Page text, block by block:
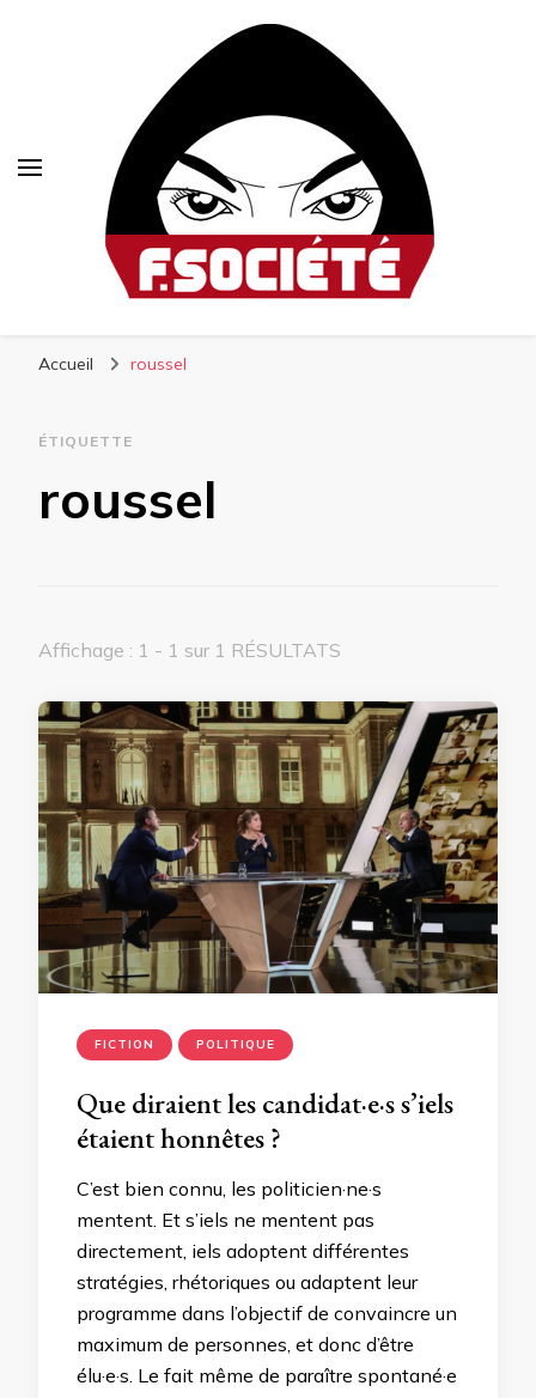
Accueil roussel
ÉTIQUETTE
roussel
Affichage : 1 - 1 sur 1 RÉSULTATS
FICTION POLITIQUE
Que diraient les candidat·e·s s’iels
étaient honnêtes ?
C’est bien connu, les politicien·ne·s
mentent. Et s’iels ne mentent pas
directement, iels adoptent différentes
stratégies, rhétoriques ou adaptent leur
programme dans l’objectif de convaincre un
maximum de personnes, et donc d’être
élu·e·s. Le fait même de paraître spontané·e